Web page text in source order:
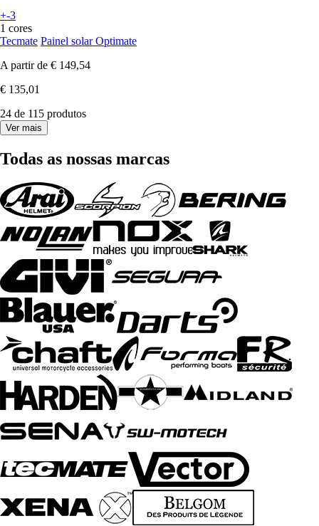
+-3
1 cores
Tecmate Painel solar Optimate
A partir de € 149,54
€ 135,01
24 de 115 produtos
Ver mais
Todas as nossas marcas